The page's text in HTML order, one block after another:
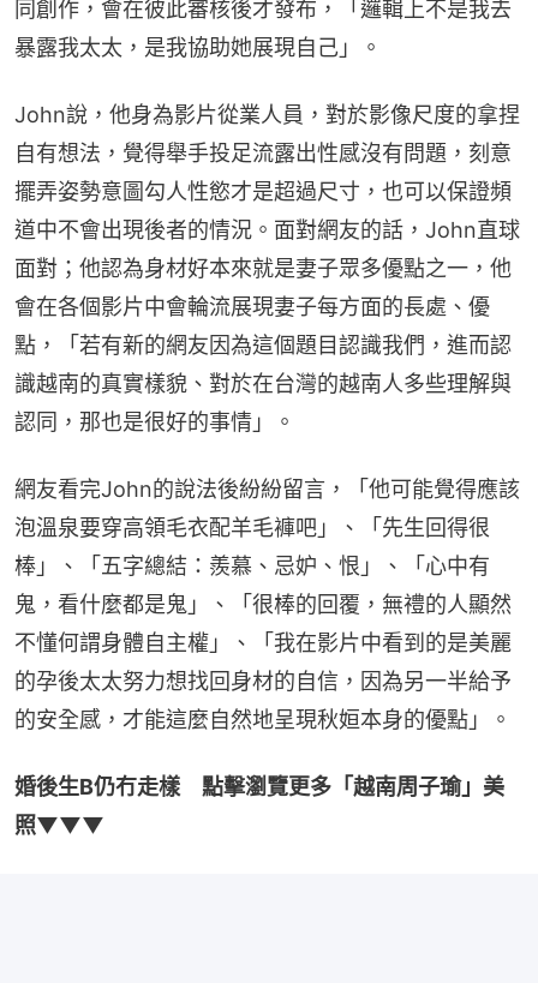
同創作，會在彼此審核後才發布，「邏輯上不是我去
暴露我太太，是我協助她展現自己」。
John說，他身為影片從業人員，對於影像尺度的拿捏
自有想法，覺得舉手投足流露出性感沒有問題，刻意
擺弄姿勢意圖勾人性慾才是超過尺寸，也可以保證頻
道中不會出現後者的情況。面對網友的話，John直球
面對；他認為身材好本來就是妻子眾多優點之一，他
會在各個影片中會輪流展現妻子每方面的長處、優
點，「若有新的網友因為這個題目認識我們，進而認
識越南的真實樣貌、對於在台灣的越南人多些理解與
認同，那也是很好的事情」。
網友看完John的說法後紛紛留言，「他可能覺得應該
泡溫泉要穿高領毛衣配羊毛褲吧」、「先生回得很
棒」、「五字總結：羨慕、忌妒、恨」、「心中有
鬼，看什麼都是鬼」、「很棒的回覆，無禮的人顯然
不懂何謂身體自主權」、「我在影片中看到的是美麗
的孕後太太努力想找回身材的自信，因為另一半給予
的安全感，才能這麼自然地呈現秋姮本身的優點」。
婚後生B仍冇走樣　點擊瀏覽更多「越南周子瑜」美
照▼▼▼